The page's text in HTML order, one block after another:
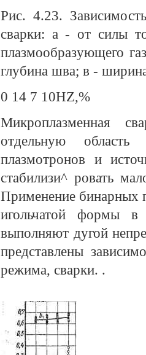
Рис. 4.23.
сварки: а - от силы
плазмообразующего
глубина шва; в -
0 14 7 10HZ,%
Микроплазменная
отдельную область
плазмотронов и
стабилизи^ ровать
Применение бинарных
игольчатой формы в
выполняют дугой
представлены
режима, сварки. .